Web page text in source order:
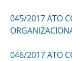
045/2017 ATO
046/2017 ATO